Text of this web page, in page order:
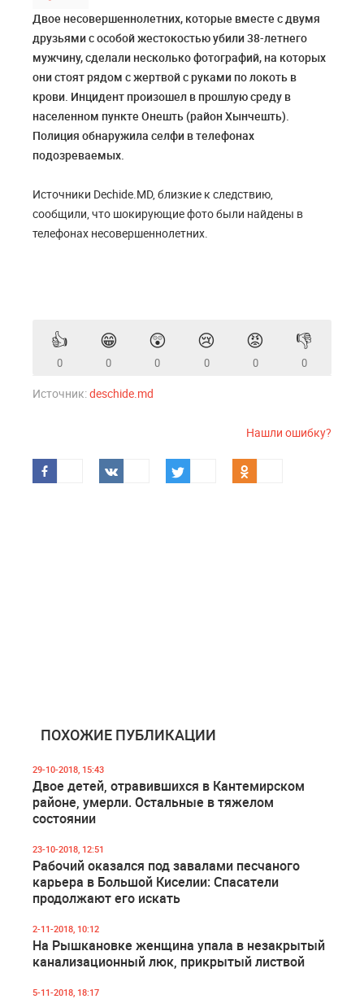
Двое несовершеннолетних, которые вместе с двумя
друзьями с особой жестокостью убили 38-летнего
мужчину, сделали несколько фотографий, на которых
они стоят рядом с жертвой с руками по локоть в
крови. Инцидент произошел в прошлую среду в
населенном пункте Онешть (район Хынчешть).
Полиция обнаружила селфи в телефонах
подозреваемых.
Источники Dechide.MD, близкие к следствию,
сообщили, что шокирующие фото были найдены в
телефонах несовершеннолетних.
👍
0
😁
0
😲
0
😢
0
😡
0
👎
0
Источник:deschide.md
Нашли ошибку?
ПОХОЖИЕ ПУБЛИКАЦИИ
29-10-2018, 15:43
Двое детей, отравившихся в Кантемирском
районе, умерли. Остальные в тяжелом
состоянии
23-10-2018, 12:51
Рабочий оказался под завалами песчаного
карьера в Большой Киселии: Спасатели
продолжают его искать
2-11-2018, 10:12
На Рышкановке женщина упала в незакрытый
канализационный люк, прикрытый листвой
5-11-2018, 18:17